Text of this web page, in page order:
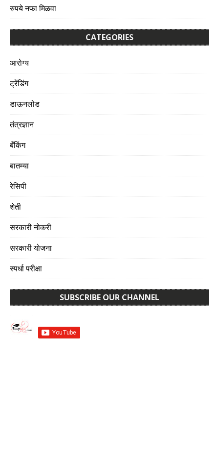
रुपये नफा मिळवा
CATEGORIES
आरोग्य
ट्रेंडिंग
डाऊनलोड
तंत्रज्ञान
बँकिंग
बातम्या
रेसिपी
शेती
सरकारी नोकरी
सरकारी योजना
स्पर्धा परीक्षा
SUBSCRIBE OUR CHANNEL